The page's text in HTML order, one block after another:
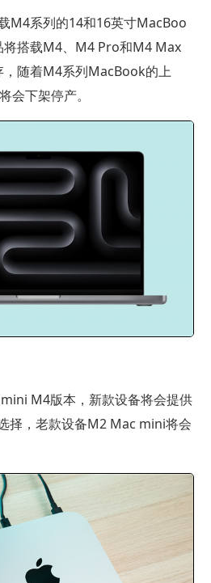
M4系列的14和16英寸MacBoo
搭载M4、M4 Pro和M4 Max
，随着M4系列MacBook的上
下架停产。
M4版本，新款设备将会提供
择，老款设备M2 Mac mini将会